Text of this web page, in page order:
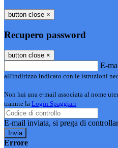
button close ×
Recupero password
button close ×
E-
all'indirizzo indicato con le istruzioni
Non hai una e-mail associata al nome
tramite la Login Spaggiari
E-mail inviata, si prega di
Errore